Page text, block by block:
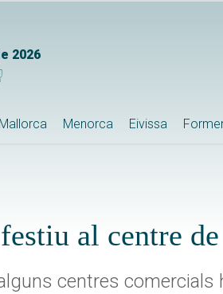
2026
Mallorca Menorca Eivissa
al centre
centres